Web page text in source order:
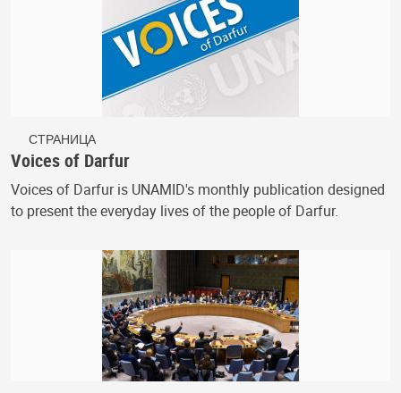
СТРАНИЦА
Voices of Darfur
Voices of Darfur is UNAMID's monthly publication designed
to present the everyday lives of the people of Darfur.